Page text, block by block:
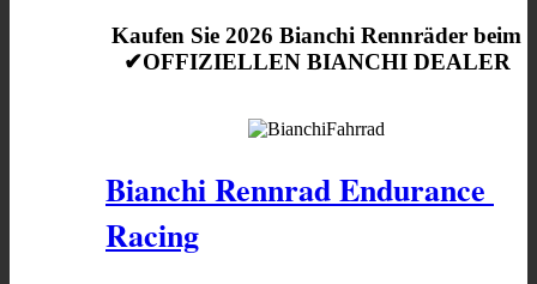
Kaufen Sie 2026 Bianchi Rennräder beim
✔OFFIZIELLEN BIANCHI DEALER
Bianchi Rennrad Endurance
Racing